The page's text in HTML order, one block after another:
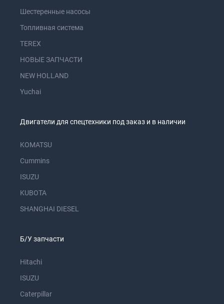
Шестеренные насосы
Топливная система
TEREX
НОВЫЕ ЗАПЧАСТИ
NEW HOLLAND
Yuchai
Двигатели для спецтехники под заказ и в наличии
KOMATSU
Cummins
ISUZU
KUBOTA
SHANGHAI DIESEL
Б/У запчасти
Hitachi
ISUZU
Caterpillar